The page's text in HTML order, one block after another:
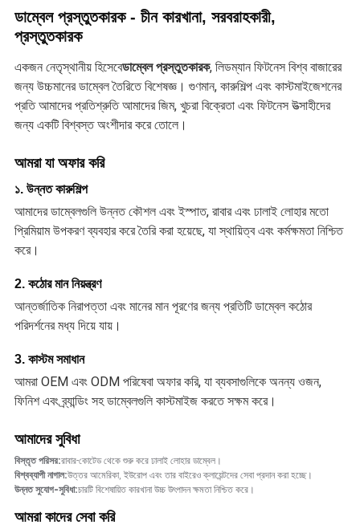
ডাম্বেল প্রস্তুতকারক - চীন কারখানা, সরবরাহকারী,
প্রস্তুতকারক
একজন নেতৃস্থানীয় হিসেবেডাম্বেল প্রস্তুতকারক, লিডম্যান ফিটনেস বিশ্ব বাজারের
জন্য উচ্চমানের ডাম্বেল তৈরিতে বিশেষজ্ঞ। গুণমান, কারুশিল্প এবং কাস্টমাইজেশনের
প্রতি আমাদের প্রতিশ্রুতি আমাদের জিম, খুচরা বিক্রেতা এবং ফিটনেস উত্সাহীদের
জন্য একটি বিশ্বস্ত অংশীদার করে তোলে।
আমরা যা অফার করি
১. উন্নত কারুশিল্প
আমাদের ডাম্বেলগুলি উন্নত কৌশল এবং ইস্পাত, রাবার এবং ঢালাই লোহার মতো
প্রিমিয়াম উপকরণ ব্যবহার করে তৈরি করা হয়েছে, যা স্থায়িত্ব এবং কর্মক্ষমতা নিশ্চিত
করে।
2. কঠোর মান নিয়ন্ত্রণ
আন্তর্জাতিক নিরাপত্তা এবং মানের মান পূরণের জন্য প্রতিটি ডাম্বেল কঠোর
পরিদর্শনের মধ্য দিয়ে যায়।
3. কাস্টম সমাধান
আমরা OEM এবং ODM পরিষেবা অফার করি, যা ব্যবসাগুলিকে অনন্য ওজন,
ফিনিশ এবং ব্র্যান্ডিং সহ ডাম্বেলগুলি কাস্টমাইজ করতে সক্ষম করে।
আমাদের সুবিধা
বিস্তৃত পরিসর:রাবার-কোটেড থেকে শুরু করে ঢালাই লোহার ডাম্বেল।
বিশ্বব্যাপী নাগাল:উত্তর আমেরিকা, ইউরোপ এবং তার বাইরেও ক্লায়েন্টদের সেবা প্রদান করা হচ্ছে।
উন্নত সুযোগ-সুবিধা:চারটি বিশেষায়িত কারখানা উচ্চ উৎপাদন ক্ষমতা নিশ্চিত করে।
আমরা কাদের সেবা করি